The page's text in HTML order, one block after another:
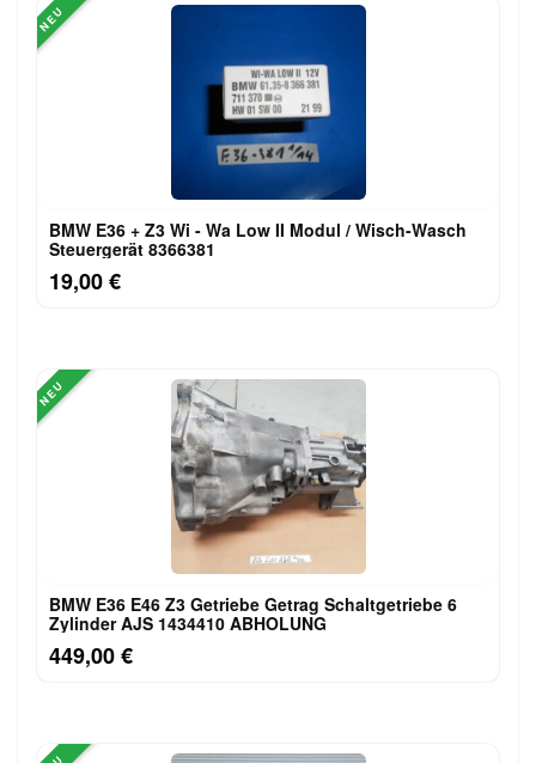
NEU
BMW E36 + Z3 Wi - Wa Low II Modul / Wisch-Wasch
Steuergerät 8366381
19,00 €
NEU
BMW E36 E46 Z3 Getriebe Getrag Schaltgetriebe 6
Zylinder AJS 1434410 ABHOLUNG
449,00 €